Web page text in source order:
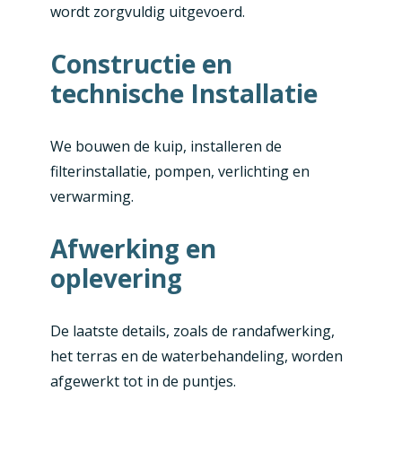
wordt zorgvuldig uitgevoerd.
Constructie en
technische Installatie
We bouwen de kuip, installeren de
filterinstallatie, pompen, verlichting en
verwarming.
Afwerking en
oplevering
De laatste details, zoals de randafwerking,
het terras en de waterbehandeling, worden
afgewerkt tot in de puntjes.